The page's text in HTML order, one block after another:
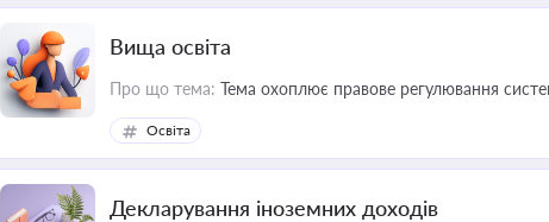
Вища освіта
Про що тема: Тема охоплює правове регулювання
Освіта
Декларування іноземних доходів